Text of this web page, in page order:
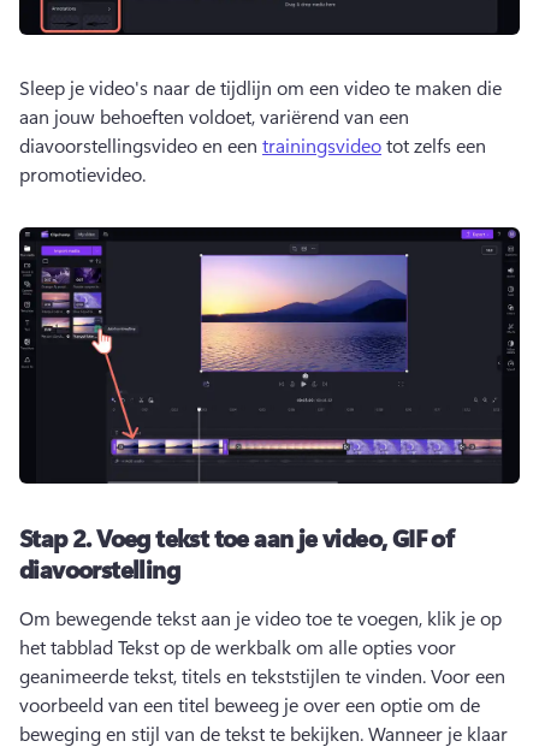
Sleep je video's naar de tijdlijn om een video te maken die
aan jouw behoeften voldoet, variërend van een
diavoorstellingsvideo en een trainingsvideo tot zelfs een
promotievideo.
Stap 2.Voeg tekst toe aan je video, GIF of
diavoorstelling
Om bewegende tekst aan je video toe te voegen, klik je op
het tabblad Tekst op de werkbalk om alle opties voor
geanimeerde tekst, titels en tekststijlen te vinden. Voor een
voorbeeld van een titel beweeg je over een optie om de
beweging en stijl van de tekst te bekijken. Wanneer je klaar